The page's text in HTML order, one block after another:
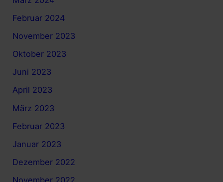
Februar 2024
November 2023
Oktober 2023
Juni 2023
April 2023
März 2023
Februar 2023
Januar 2023
Dezember 2022
November 2022